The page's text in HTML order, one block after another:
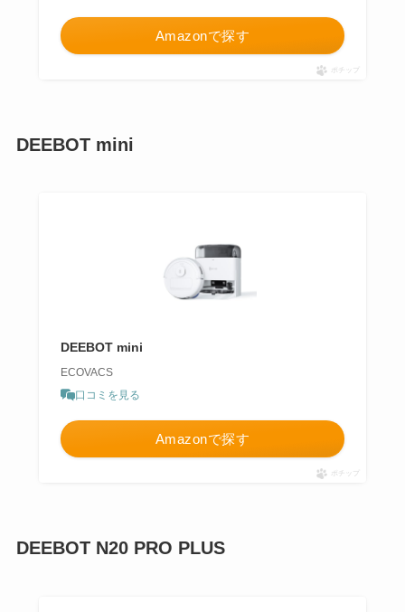
Amazonで探す
ポチップ
DEEBOT mini
DEEBOT mini
ECOVACS
口コミを見る
Amazonで探す
ポチップ
DEEBOT N20 PRO PLUS